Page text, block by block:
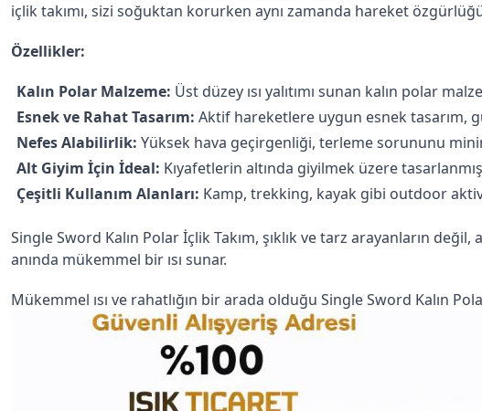
içlik takımı, sizi soğuktan korurken aynı zamanda hareket
Özellikler:
Kalın Polar Malzeme: Üst düzey ısı yalıtımı sunan kalın polar
Esnek ve Rahat Tasarım: Aktif hareketlere uygun esnek tasarım,
Nefes Alabilirlik: Yüksek hava geçirgenliği, terleme sorununu
Alt Giyim İçin İdeal: Kıyafetlerin altında giyilmek üzere
Çeşitli Kullanım Alanları: Kamp, trekking, kayak gibi outdoor
Single Sword Kalın Polar İçlik Takım, şıklık ve tarz arayanların
anında mükemmel bir ısı sunar.
Mükemmel ısı ve rahatlığın bir arada olduğu Single Sword Kalın